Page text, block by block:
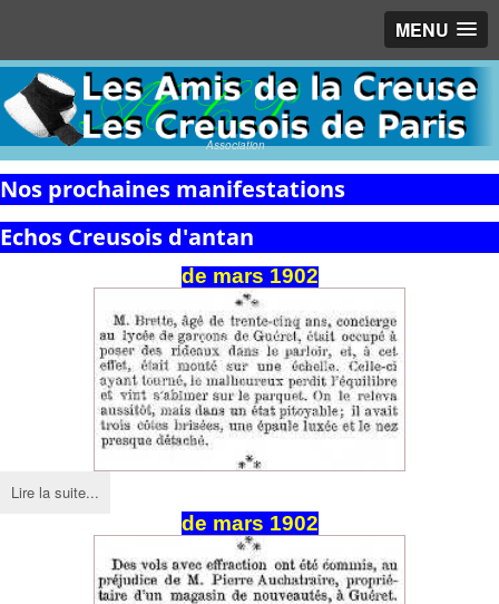
MENU
Association
Nos prochaines manifestations
Echos Creusois d'antan
de mars 1902
Lire la suite...
de mars 1902